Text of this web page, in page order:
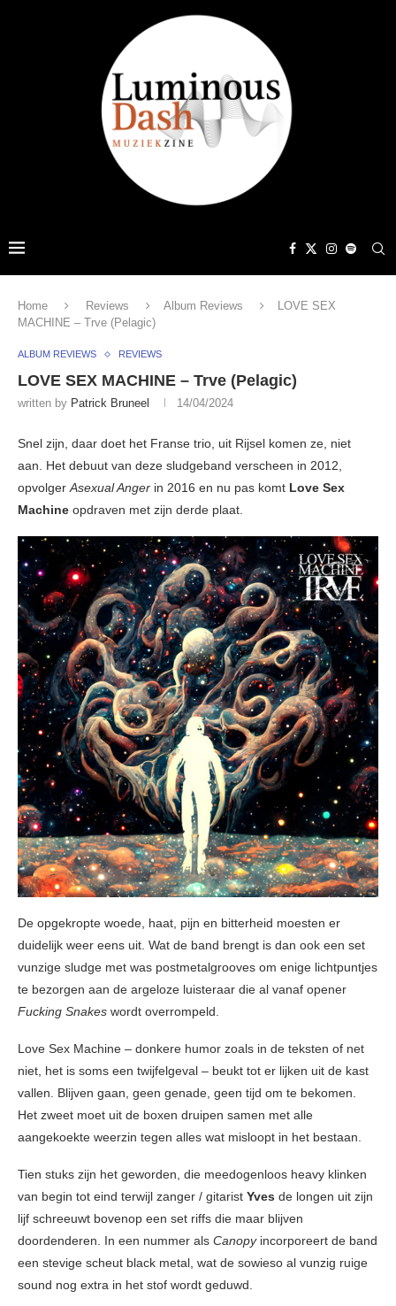
Home Reviews Album Reviews
LOVE SEX
MACHINE – Trve (Pelagic)
ALBUM REVIEWS REVIEWS
LOVE SEX MACHINE – Trve (Pelagic)
written by Patrick Bruneel 14/04/2024
Snel zijn, daar doet het Franse trio, uit Rijsel komen ze, niet
aan. Het debuut van deze sludgeband verscheen in 2012,
opvolgerAsexual Anger in 2016 en nu pas komt Love Sex
Machine opdraven met zijn derde plaat.
De opgekropte woede, haat, pijn en bitterheid moesten er
duidelijk weer eens uit. Wat de band brengt is dan ook een set
vunzige sludge met was postmetalgrooves om enige lichtpuntjes
te bezorgen aan de argeloze luisteraar die al vanaf opener
Fucking Snakes wordt overrompeld.
Love Sex Machine – donkere humor zoals in de teksten of net
niet, het is soms een twijfelgeval – beukt tot er lijken uit de kast
vallen. Blijven gaan, geen genade, geen tijd om te bekomen.
Het zweet moet uit de boxen druipen samen met alle
aangekoekte weerzin tegen alles wat misloopt in het bestaan.
Tien stuks zijn het geworden, die meedogenloos heavy klinken
van begin tot eind terwijl zanger / gitarist Yves de longen uit zijn
lijf schreeuwt bovenop een set riffs die maar blijven
doordenderen. In een nummer als Canopy incorporeert de band
een stevige scheut black metal, wat de sowieso al vunzig ruige
sound nog extra in het stof wordt geduwd.